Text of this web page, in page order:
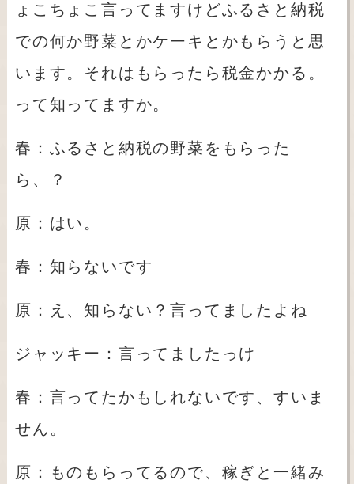
ょこちょこ言ってますけどふるさと納税
での何か野菜とかケーキとかもらうと思
います。それはもらったら税金かかる。
って知ってますか。
春：ふるさと納税の野菜をもらった
ら、？
原：はい。
春：知らないです
原：え、知らない？言ってましたよね
ジャッキー：言ってましたっけ
春：言ってたかもしれないです、すいま
せん。
原：ものもらってるので、稼ぎと一緒み